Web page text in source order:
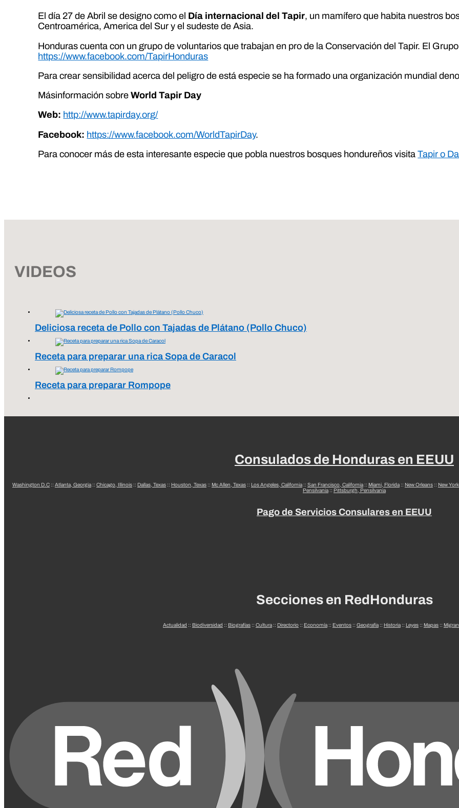
El día 27 de Abril se designo como el Día internacional del Tapir, un mamífero que habita nuestros
Centroamérica, America del Sur y el sudeste de Asia.
Honduras cuenta con un grupo de voluntarios que trabajan en pro de la Conservación del Tapir. El
https://www.facebook.com/TapirHonduras
Para crear sensibilidad acerca del peligro de está especie se ha formado una organización mundial
Másinformación sobreWorld Tapir Day
Web: http://www.tapirday.org/
Facebook: https://www.facebook.com/WorldTapirDay.
Para conocer más de esta interesante especie que pobla nuestros bosques hondureños visitaTapir o
VIDEOS
Deliciosa receta de Pollo con Tajadas de Plátano (Pollo Chuco)
Receta para preparar una rica Sopa de Caracol
Receta para preparar Rompope
Consulados de Honduras en EEUU
Washington D.C :: Atlanta, Georgia:: Chicago, Illinois :: Dallas, Texas :: Houston, Texas :: Mc Allen, Texas :: Los Angeles, California:: San Francisco, California:: Miami, Florida:: New Orleans :: New
Pensilvania:: Pittsburgh, Pensilvania
Pago de Servicios Consulares en EEUU
Secciones en RedHonduras
Actualidad :: Biodiversidad :: Biografías :: Cultura :: Directorio :: Economía :: Eventos :: Geografía :: Historia :: Leyes :: Mapas ::